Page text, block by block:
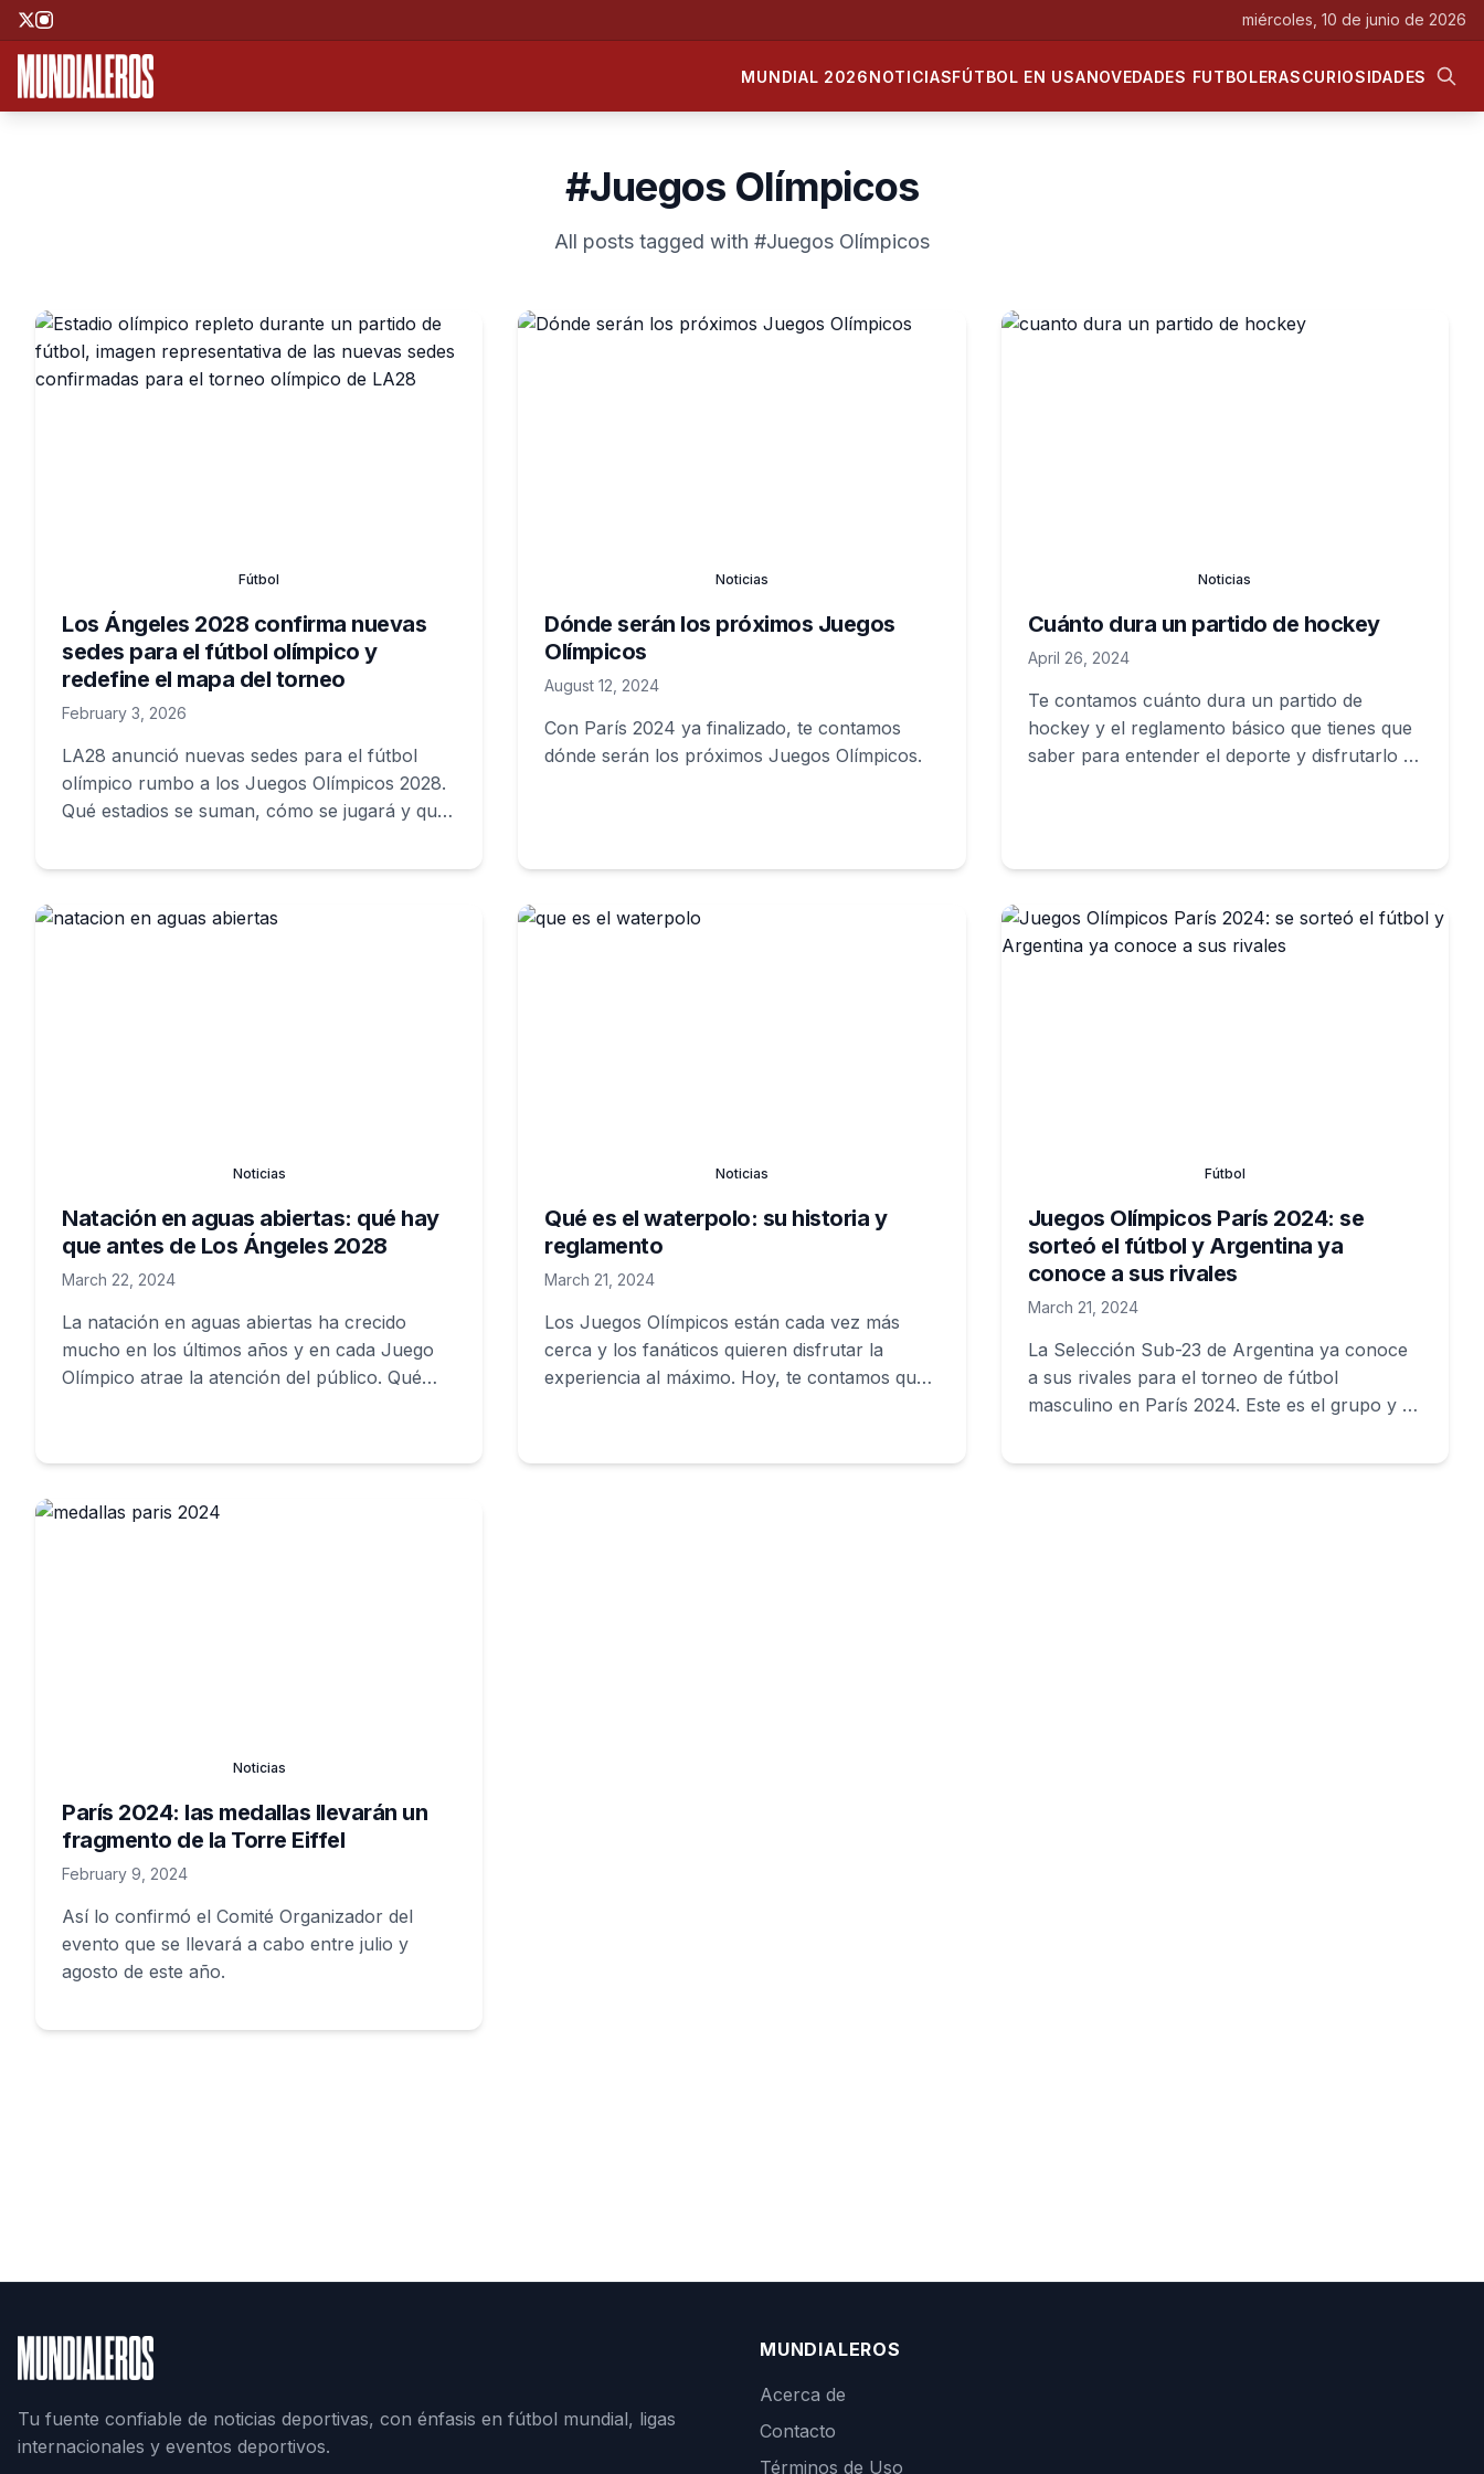
Saltar al contenido principal miércoles, 10 de junio de 2026
MUNDIAL 2026NOTICIASFÚTBOL EN USANOVEDADES FUTBOLERASCURIOSIDADES
#Juegos Olímpicos
All posts tagged with #Juegos Olímpicos
Fútbol
Los Ángeles 2028 confirma nuevas
sedes para el fútbol olímpico y
redefine el mapa del torneo
February 3, 2026
LA28 anunció nuevas sedes para el fútbol
olímpico rumbo a los Juegos Olímpicos 2028.
Qué estadios se suman, cómo se jugará y qué
Noticias
Dónde serán los próximos Juegos
Olímpicos
August 12, 2024
Con París 2024 ya finalizado, te contamos
dónde serán los próximos Juegos Olímpicos.
Noticias
Cuánto dura un partido de hockey
April 26, 2024
Te contamos cuánto dura un partido de
hockey y el reglamento básico que tienes que
saber para entender el deporte y disfrutarlo a
Noticias
Natación en aguas abiertas: qué hay
que antes de Los Ángeles 2028
March 22, 2024
La natación en aguas abiertas ha crecido
mucho en los últimos años y en cada Juego
Olímpico atrae la atención del público. Qué
Noticias
Qué es el waterpolo: su historia y
reglamento
March 21, 2024
Los Juegos Olímpicos están cada vez más
cerca y los fanáticos quieren disfrutar la
experiencia al máximo. Hoy, te contamos qué
Fútbol
Juegos Olímpicos París 2024: se
sorteó el fútbol y Argentina ya
conoce a sus rivales
March 21, 2024
La Selección Sub-23 de Argentina ya conoce
a sus rivales para el torneo de fútbol
masculino en París 2024. Este es el grupo y el
búsqueda de la gloria olímpica
Noticias
París 2024: las medallas llevarán un
fragmento de la Torre Eiffel
February 9, 2024
Así lo confirmó el Comité Organizador del
evento que se llevará a cabo entre julio y
agosto de este año.
Tu fuente confiable de noticias deportivas, con énfasis en fútbol mundial, ligas
internacionales y eventos deportivos.
MUNDIALEROS
Acerca de
Contacto
Términos de Uso